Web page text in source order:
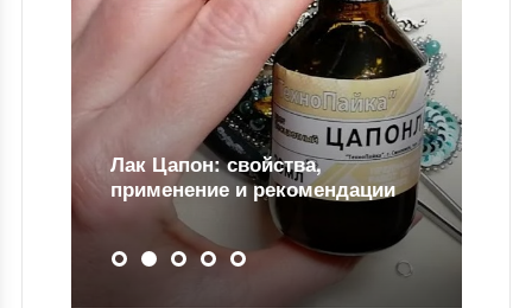
Лак Цапон: свойства,
применение и рекомендации